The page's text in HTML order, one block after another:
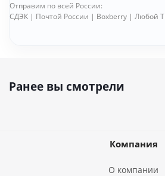
Отправим по всей России:
СДЭК | Почтой России | Boxberry | Любой
Ранее вы смотрели
Компания
О компании